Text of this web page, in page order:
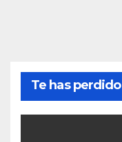
Te has perdido